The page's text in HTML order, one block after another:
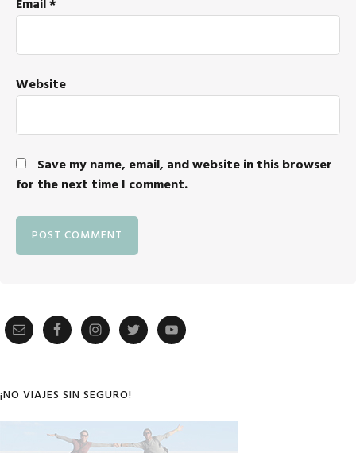
Email*
Website
Save my name, email, and website in this browser
for the next time I comment.
Primary
¡NO VIAJES SIN SEGURO!